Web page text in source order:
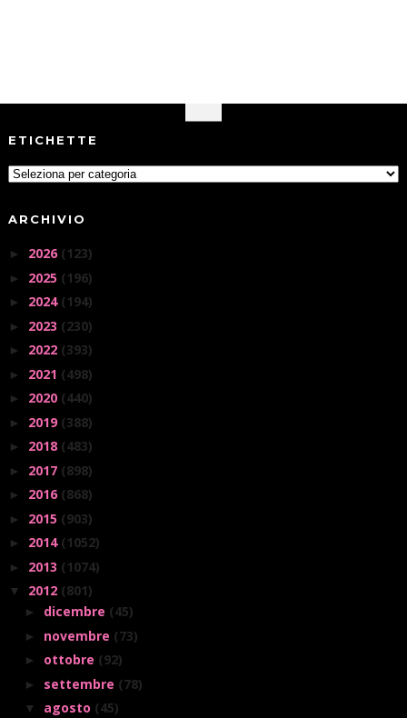
ETICHETTE
ARCHIVIO
► 2026 (123)
► 2025 (196)
► 2024 (194)
► 2023 (230)
► 2022 (393)
► 2021 (498)
► 2020 (440)
► 2019 (388)
► 2018 (483)
► 2017 (898)
► 2016 (868)
► 2015 (903)
► 2014 (1052)
► 2013 (1074)
▼ 2012 (801)
► dicembre (45)
► novembre (73)
► ottobre (92)
► settembre (78)
▼ agosto (45)